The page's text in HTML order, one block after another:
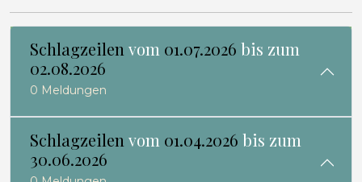
Schlagzeilen vom 01.07.2026 bis zum
02.08.2026
0 Meldungen
Schlagzeilen vom 01.04.2026 bis zum
30.06.2026